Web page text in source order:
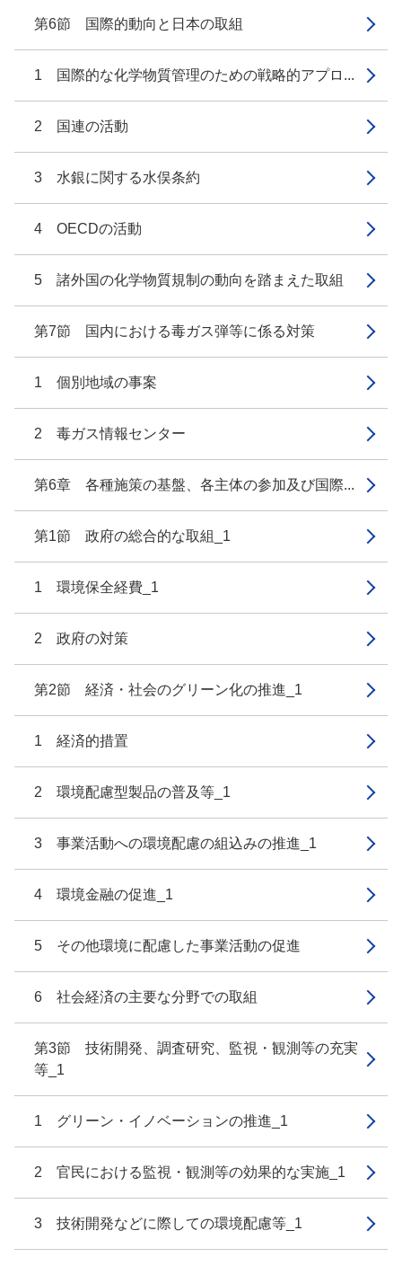
第6節 国際的動向と日本の取組
1 国際的な化学物質管理のための戦略的アプロ...
2 国連の活動
3 水銀に関する水俣条約
4 OECDの活動
5 諸外国の化学物質規制の動向を踏まえた取組
第7節 国内における毒ガス弾等に係る対策
1 個別地域の事案
2 毒ガス情報センター
第6章 各種施策の基盤、各主体の参加及び国際...
第1節 政府の総合的な取組_1
1 環境保全経費_1
2 政府の対策
第2節 経済・社会のグリーン化の推進_1
1 経済的措置
2 環境配慮型製品の普及等_1
3 事業活動への環境配慮の組込みの推進_1
4 環境金融の促進_1
5 その他環境に配慮した事業活動の促進
6 社会経済の主要な分野での取組
第3節 技術開発、調査研究、監視・観測等の充実
等_1
1 グリーン・イノベーションの推進_1
2 官民における監視・観測等の効果的な実施_1
3 技術開発などに際しての環境配慮等_1